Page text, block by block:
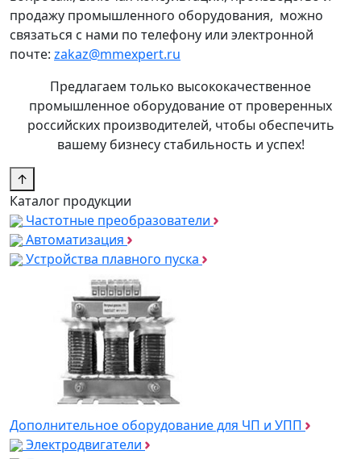
продажу промышленного оборудования, можно
связаться с нами по телефону или электронной
почте: zakaz@mmexpert.ru
Предлагаем только высококачественное
промышленное оборудование от проверенных
российских производителей, чтобы обеспечить
вашему бизнесу стабильность и успех!
↑
Каталог продукции
Частотные преобразователи
Автоматизация
Устройства плавного пуска
Дополнительное оборудование для ЧП и УПП
Электродвигатели